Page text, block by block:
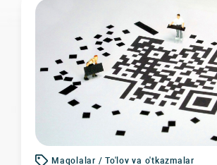
Maqolalar / To'lov va o'tkazmalar